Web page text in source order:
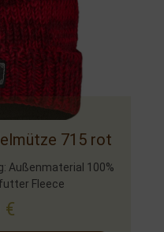
715 rot
Außenmaterial 100%
Fleece
€